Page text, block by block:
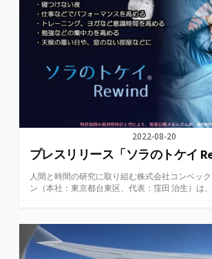
2022-08-20
プレスリリース「ソラのトケイ
人間と時間の研究に取り組む株式会社コンベッ
ン（本社：東京都台東区、代表：窪田 治生）は